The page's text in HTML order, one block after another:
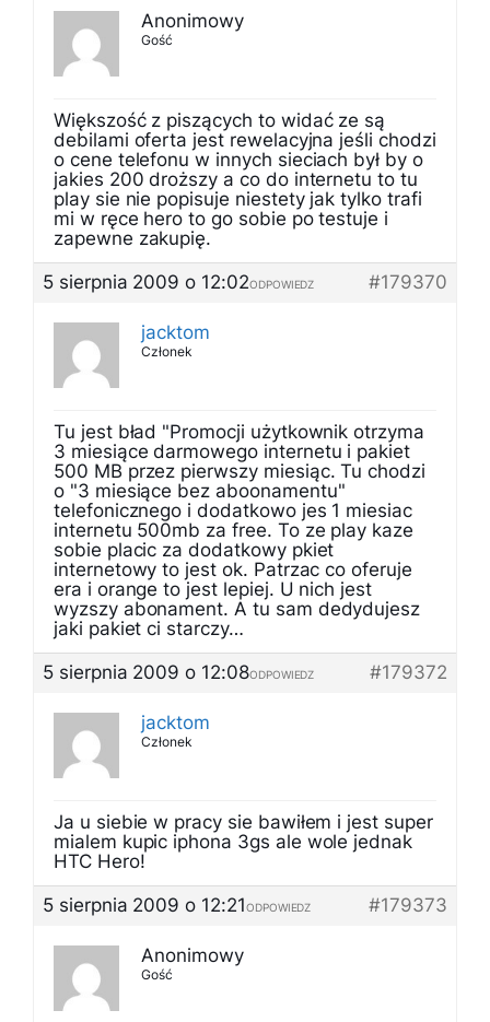
Anonimowy
Gość
Większość z piszących to widać ze są
debilami oferta jest rewelacyjna jeśli chodzi
o cene telefonu w innych sieciach był by o
jakies 200 droższy a co do internetu to tu
play sie nie popisuje niestety jak tylko trafi
mi w ręce hero to go sobie po testuje i
zapewne zakupię.
5 sierpnia 2009 o 12:02
#179370
ODPOWIEDZ
jacktom
Członek
Tu jest bład "Promocji użytkownik otrzyma
3 miesiące darmowego internetu i pakiet
500 MB przez pierwszy miesiąc. Tu chodzi
o "3 miesiące bez aboonamentu"
telefonicznego i dodatkowo jes 1 miesiac
internetu 500mb za free. To ze play kaze
sobie placic za dodatkowy pkiet
internetowy to jest ok. Patrzac co oferuje
era i orange to jest lepiej. U nich jest
wyzszy abonament. A tu sam dedydujesz
jaki pakiet ci starczy…
5 sierpnia 2009 o 12:08
#179372
ODPOWIEDZ
jacktom
Członek
Ja u siebie w pracy sie bawiłem i jest super
mialem kupic iphona 3gs ale wole jednak
HTC Hero!
5 sierpnia 2009 o 12:21
#179373
ODPOWIEDZ
Anonimowy
Gość